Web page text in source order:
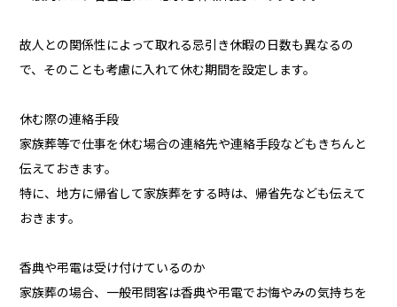
故人との関係性によって取れる忌引き休暇の日数も異なるの
で、そのことも考慮に入れて休む期間を設定します。
休む際の連絡手段
家族葬等で仕事を休む場合の連絡先や連絡手段などもきちんと
伝えておきます。
特に、地方に帰省して家族葬をする時は、帰省先なども伝えて
おきます。
香典や弔電は受け付けているのか
家族葬の場合、一般弔問客は香典や弔電でお悔やみの気持ちを